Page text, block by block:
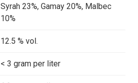
Syrah 23%, Gamay 20%, Malbec
10%
12.5 % vol.
< 3 gram per liter